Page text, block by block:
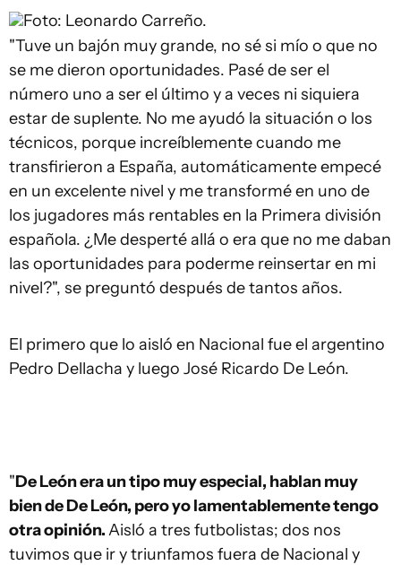
Foto: Leonardo Carreño.
"Tuve un bajón muy grande, no sé si mío o que no
se me dieron oportunidades. Pasé de ser el
número uno a ser el último y a veces ni siquiera
estar de suplente. No me ayudó la situación o los
técnicos, porque increíblemente cuando me
transfirieron a España, automáticamente empecé
en un excelente nivel y me transformé en uno de
los jugadores más rentables en la Primera división
española. ¿Me desperté allá o era que no me daban
las oportunidades para poderme reinsertar en mi
nivel?", se preguntó después de tantos años.
El primero que lo aisló en Nacional fue el argentino
Pedro Dellacha y luego José Ricardo De León.
"De León era un tipo muy especial, hablan muy
bien de De León, pero yo lamentablemente tengo
otra opinión.Aisló a tres futbolistas; dos nos
tuvimos que ir y triunfamos fuera de Nacional y